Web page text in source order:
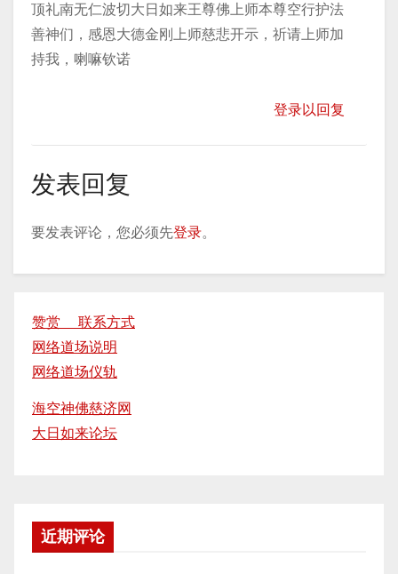
顶礼南无仁波切大日如来王尊佛上师本尊空行护法
善神们，感恩大德金刚上师慈悲开示，祈请上师加
持我，喇嘛钦诺
登录以回复
发表回复
要发表评论，您必须先登录。
赞赏 联系方式
网络道场说明
网络道场仪轨
海空神佛慈济网
大日如来论坛
近期评论